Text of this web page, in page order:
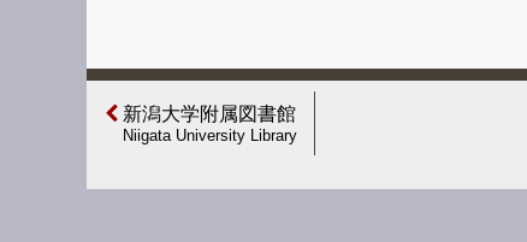
新潟大学附属図書館
Niigata University Library